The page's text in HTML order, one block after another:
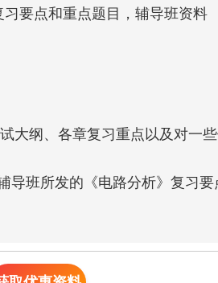
大纲、各章复习重点以及对一
班所发的《电路分析》复习